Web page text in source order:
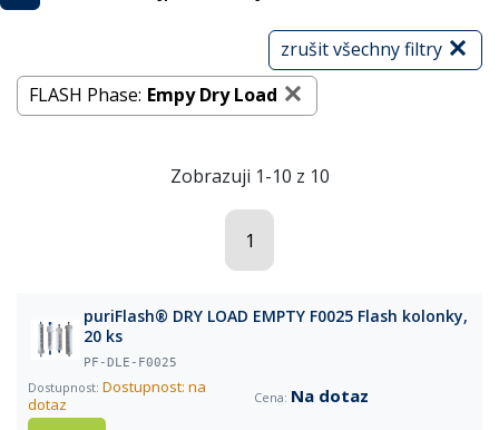
zrušit všechny filtry
FLASH Phase: Empy Dry Load
Zobrazuji 1-10 z 10
1
puriFlash® DRY LOAD EMPTY F0025 Flash kolonky,
20 ks
PF-DLE-F0025
Dostupnost: na
dotaz
Na dotaz